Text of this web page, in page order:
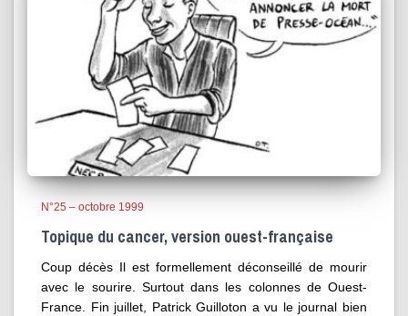
N°25 – octobre 1999
Topique du cancer, version ouest-française
Coup décès Il est formellement déconseillé de mourir
avec le sourire. Surtout dans les colonnes de Ouest-
France. Fin juillet, Patrick Guilloton a vu le journal bien